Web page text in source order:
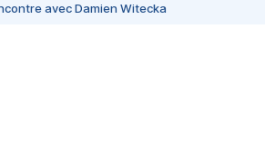
avec Damien Witecka